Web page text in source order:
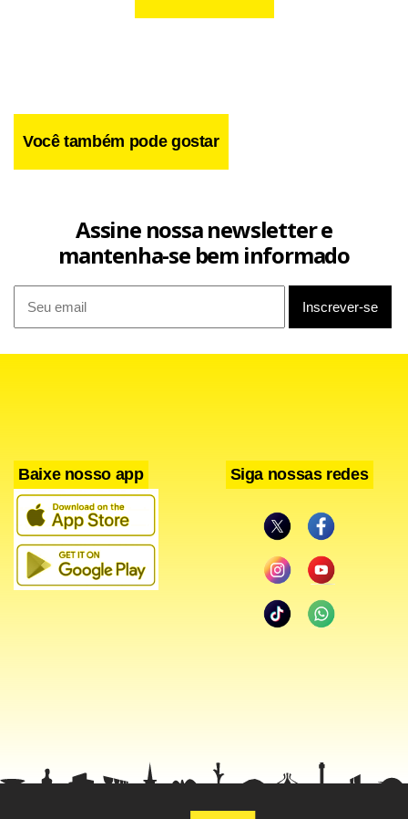
Você também pode gostar
Assine nossa newsletter e
mantenha-se bem informado
Baixe nosso app Siga nossas redes